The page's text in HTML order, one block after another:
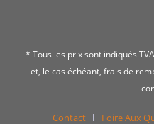
* Tous les prix sont indiqués
et, le cas échéant, frais de
Contact Foire Aux